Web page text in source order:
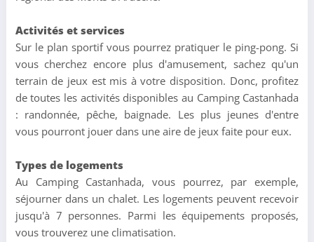
Activités et services
Sur le plan sportif vous pourrez pratiquer le ping-pong. Si
vous cherchez encore plus d'amusement, sachez qu'un
terrain de jeux est mis à votre disposition. Donc, profitez
de toutes les activités disponibles au Camping Castanhada
: randonnée, pêche, baignade. Les plus jeunes d'entre
vous pourront jouer dans une aire de jeux faite pour eux.
Types de logements
Au Camping Castanhada, vous pourrez, par exemple,
séjourner dans un chalet. Les logements peuvent recevoir
jusqu'à 7 personnes. Parmi les équipements proposés,
vous trouverez une climatisation.